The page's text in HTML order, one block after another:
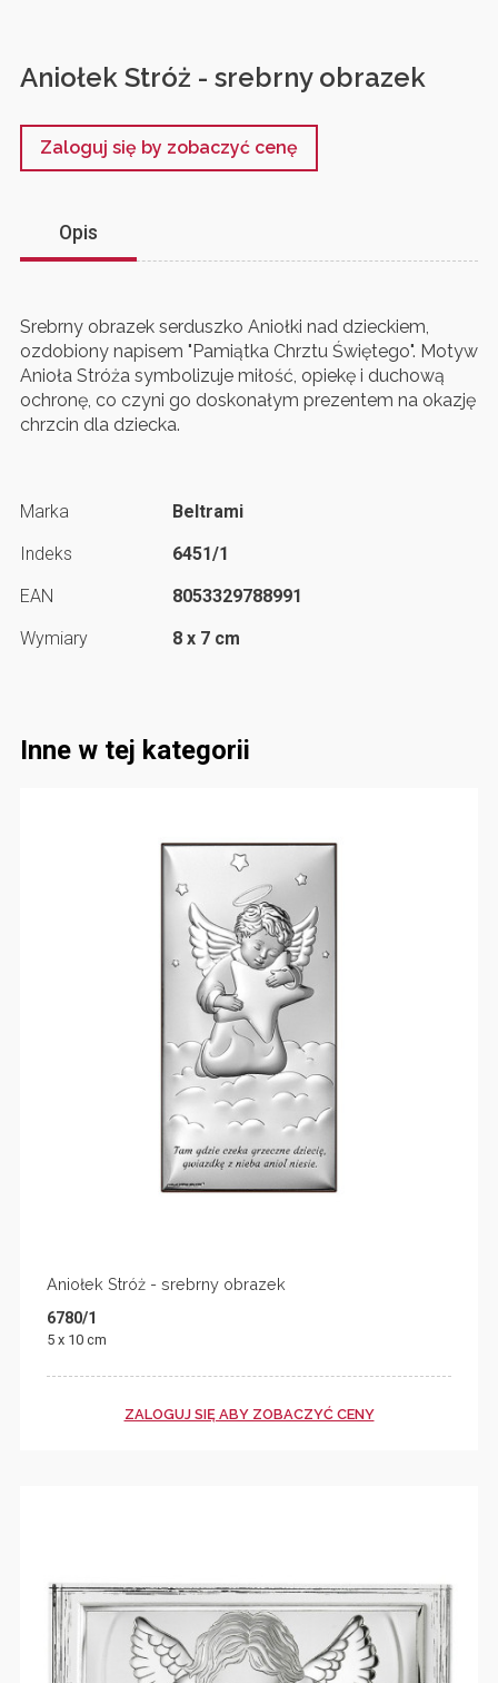
Aniołek Stróż - srebrny obrazek
Zaloguj się by zobaczyć cenę
Opis
Srebrny obrazek serduszko Aniołki nad dzieckiem,
ozdobiony napisem "Pamiątka Chrztu Świętego". Motyw
Anioła Stróża symbolizuje miłość, opiekę i duchową
ochronę, co czyni go doskonałym prezentem na okazję
chrzcin dla dziecka.
Marka
Beltrami
Indeks
6451/1
EAN
8053329788991
Wymiary
8 x 7 cm
Inne w tej kategorii
Aniołek Stróż - srebrny obrazek
6780/1
5 x 10 cm
ZALOGUJ SIĘ ABY ZOBACZYĆ CENY